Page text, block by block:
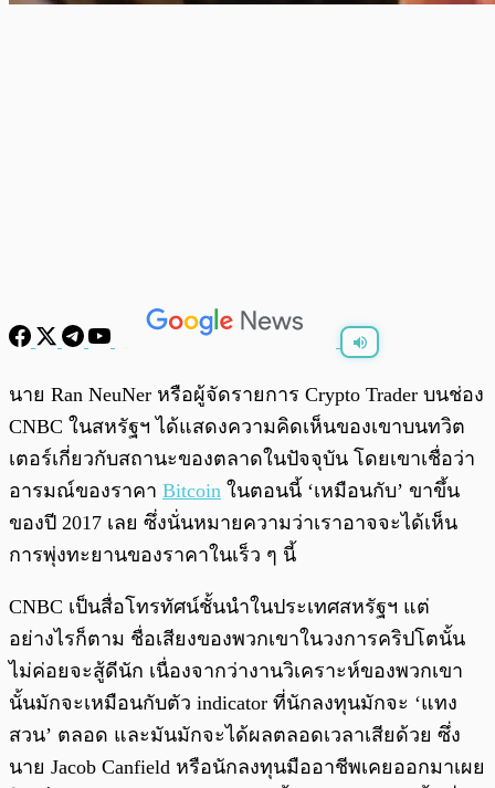
นาย Ran NeuNer หรือผู้จัดรายการ Crypto Trader บนช่อง
CNBC ในสหรัฐฯ ได้แสดงความคิดเห็นของเขาบนทวิต
เตอร์เกี่ยวกับสถานะของตลาดในปัจจุบัน โดยเขาเชื่อว่า
อารมณ์ของราคา Bitcoin ในตอนนี้ ‘เหมือนกับ’ ขาขึ้น
ของปี 2017 เลย ซึ่งนั่นหมายความว่าเราอาจจะได้เห็น
การพุ่งทะยานของราคาในเร็ว ๆ นี้
CNBC เป็นสื่อโทรทัศน์ชั้นนำในประเทศสหรัฐฯ แต่
อย่างไรก็ตาม ชื่อเสียงของพวกเขาในวงการคริปโตนั้น
ไม่ค่อยจะสู้ดีนัก เนื่องจากว่างานวิเคราะห์ของพวกเขา
นั้นมักจะเหมือนกับตัว indicator ที่นักลงทุนมักจะ ‘แทง
สวน’ ตลอด และมันมักจะได้ผลตลอดเวลาเสียด้วย ซึ่ง
นาย Jacob Canfield หรือนักลงทุนมืออาชีพเคยออกมาเผย